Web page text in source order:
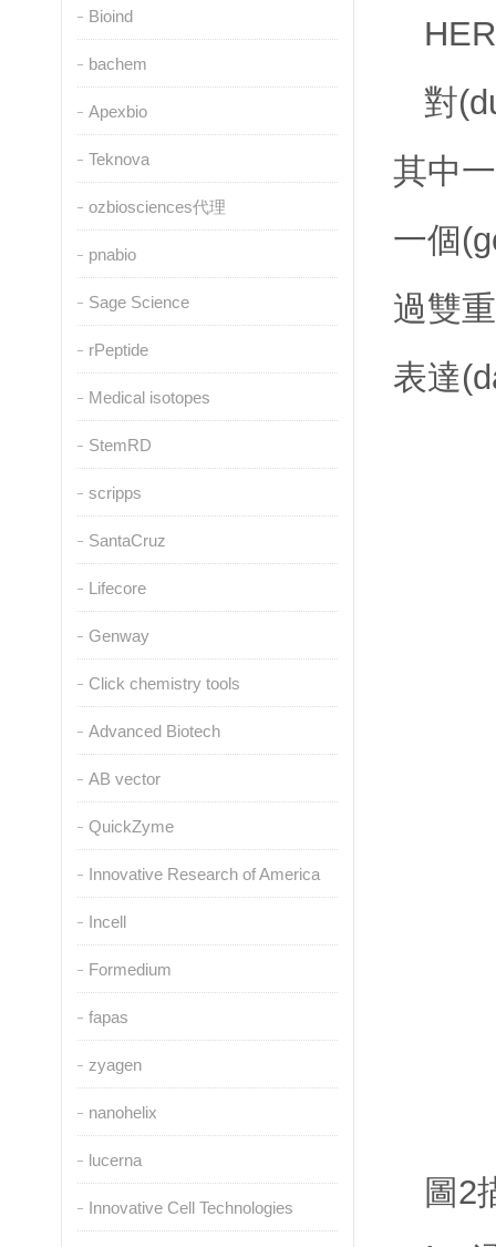
Bioind
bachem
Apexbio
Teknova
ozbiosciences代理
pnabio
Sage Science
rPeptide
Medical isotopes
StemRD
scripps
SantaCruz
Lifecore
Genway
Click chemistry tools
Advanced Biotech
AB vector
QuickZyme
Innovative Research of America
Incell
Formedium
fapas
zyagen
nanohelix
lucerna
Innovative Cell Technologies
對
其中一
一個
過雙
表達
圖2